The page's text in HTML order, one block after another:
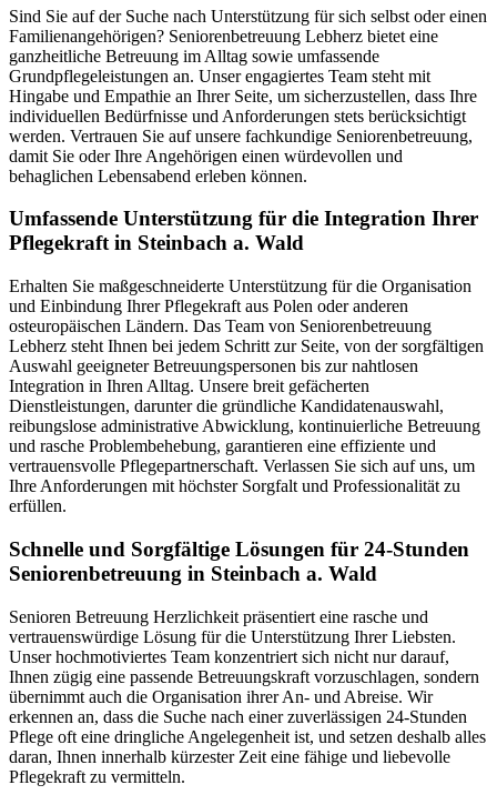
Sind Sie auf der Suche nach Unterstützung für sich selbst oder einen
Familienangehörigen? Seniorenbetreuung Lebherz bietet eine
ganzheitliche Betreuung im Alltag sowie umfassende
Grundpflegeleistungen an. Unser engagiertes Team steht mit
Hingabe und Empathie an Ihrer Seite, um sicherzustellen, dass Ihre
individuellen Bedürfnisse und Anforderungen stets berücksichtigt
werden. Vertrauen Sie auf unsere fachkundige Seniorenbetreuung,
damit Sie oder Ihre Angehörigen einen würdevollen und
behaglichen Lebensabend erleben können.
Umfassende Unterstützung für die Integration Ihrer
Pflegekraft in Steinbach a. Wald
Erhalten Sie maßgeschneiderte Unterstützung für die Organisation
und Einbindung Ihrer Pflegekraft aus Polen oder anderen
osteuropäischen Ländern. Das Team von Seniorenbetreuung
Lebherz steht Ihnen bei jedem Schritt zur Seite, von der sorgfältigen
Auswahl geeigneter Betreuungspersonen bis zur nahtlosen
Integration in Ihren Alltag. Unsere breit gefächerten
Dienstleistungen, darunter die gründliche Kandidatenauswahl,
reibungslose administrative Abwicklung, kontinuierliche Betreuung
und rasche Problembehebung, garantieren eine effiziente und
vertrauensvolle Pflegepartnerschaft. Verlassen Sie sich auf uns, um
Ihre Anforderungen mit höchster Sorgfalt und Professionalität zu
erfüllen.
Schnelle und Sorgfältige Lösungen für 24-Stunden
Seniorenbetreuung in Steinbach a. Wald
Senioren Betreuung Herzlichkeit präsentiert eine rasche und
vertrauenswürdige Lösung für die Unterstützung Ihrer Liebsten.
Unser hochmotiviertes Team konzentriert sich nicht nur darauf,
Ihnen zügig eine passende Betreuungskraft vorzuschlagen, sondern
übernimmt auch die Organisation ihrer An- und Abreise. Wir
erkennen an, dass die Suche nach einer zuverlässigen 24-Stunden
Pflege oft eine dringliche Angelegenheit ist, und setzen deshalb alles
daran, Ihnen innerhalb kürzester Zeit eine fähige und liebevolle
Pflegekraft zu vermitteln.